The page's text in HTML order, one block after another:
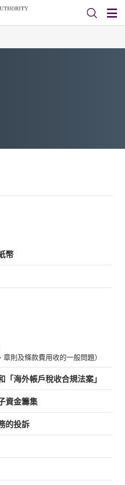
幣
章則及條款費用收的一般問題）
「海外帳戶稅收合規法案」
資金籌集
的投訴